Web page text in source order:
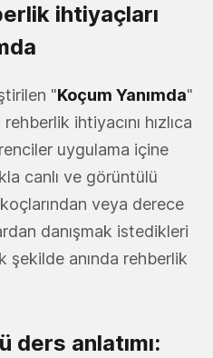
ihtiyaçları
"Koçum Yanımda"
ihtiyacını hızlıca
uygulama içine
canlı ve görüntülü
veya derece
danışmak istedikleri
şekilde anında rehberlik
ders anlatımı: